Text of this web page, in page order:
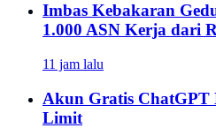
Imbas Kebakaran
1.000 ASN Kerja dari
11 jam lalu
Akun Gratis ChatGPT
Limit